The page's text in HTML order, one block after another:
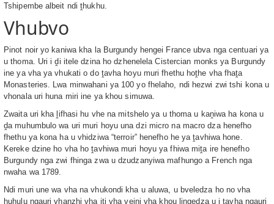
Tshipembe albeit ndi ṱhukhu.
Vhubvo
Pinot noir yo kaniwa kha la Burgundy hengei France ubva nga centuari ya
u thoma. Uri i ḓi itele dzina ho dzhenelela Cistercian monks ya Burgundy
ine ya vha ya vhukati o do ṱavha hoyu muri fhethu hoṱhe vha fhaṱa
Monasteries. Lwa minwahani ya 100 yo fhelaho, ndi hezwi zwi tshi kona u
vhonala uri huna miri ine ya khou simuwa.
Zwaita uri kha ḽifhasi hu vhe na mitshelo ya u thoma u kaṋiwa ha kona u
ḓa muhumbulo wa uri muri hoyu una dzi micro na macro dza henefho
fhethu ya kona ha u vhidziwa “terroir” henefho he ya ṱavhiwa hone.
Kereke dzine ho vha ho ṱavhiwa muri hoyu ya fhiwa miṱa ire henefho
Burgundy nga zwi fhinga zwa u dzudzanyiwa mafhungo a French nga
nwaha wa 1789.
Ndi muri une wa vha na vhukondi kha u aluwa, u bveledza ho no vha
huhulu ngauri vhanzhi vha iti vha veini vha khou lingedza u i ṱavha ngauri